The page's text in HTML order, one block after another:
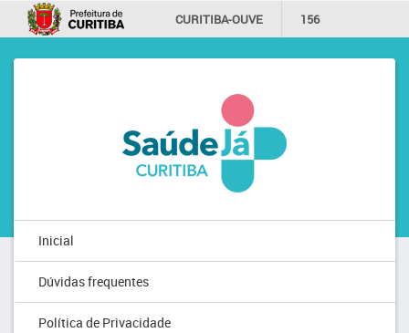
CURITIBA-OUVE 156
INFORMAÇÃO SECRETARIAS
Inicial
Dúvidas frequentes
Política de Privacidade